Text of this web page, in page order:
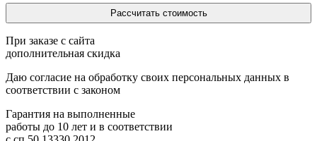
При заказе с сайта
дополнительная скидка
Даю согласие на обработку своих персональных данных в
соответствии с законом
Гарантия на выполненные
работы до 10 лет и в соответствии